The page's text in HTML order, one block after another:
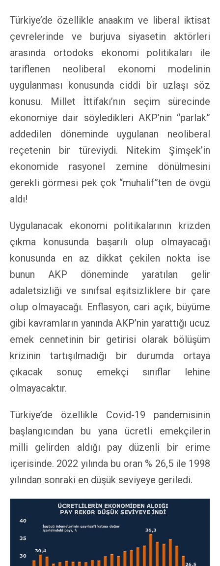
Türkiye’de özellikle anaakım ve liberal iktisat
çevrelerinde ve burjuva siyasetin aktörleri
arasında ortodoks ekonomi politikaları ile
tariflenen neoliberal ekonomi modelinin
uygulanması konusunda ciddi bir uzlaşı söz
konusu. Millet İttifakı’nın seçim sürecinde
ekonomiye dair söyledikleri AKP’nin “parlak”
addedilen döneminde uygulanan neoliberal
reçetenin bir türeviydi. Nitekim Şimşek’in
ekonomide rasyonel zemine dönülmesini
gerekli görmesi pek çok “muhalif”ten de övgü
aldı!
Uygulanacak ekonomi politikalarının krizden
çıkma konusunda başarılı olup olmayacağı
konusunda en az dikkat çekilen nokta ise
bunun AKP döneminde yaratılan gelir
adaletsizliği ve sınıfsal eşitsizliklere bir çare
olup olmayacağı. Enflasyon, cari açık, büyüme
gibi kavramların yanında AKP’nin yarattığı ucuz
emek cennetinin bir getirisi olarak bölüşüm
krizinin tartışılmadığı bir durumda ortaya
çıkacak sonuç emekçi sınıflar lehine
olmayacaktır.
Türkiye’de özellikle Covid-19 pandemisinin
başlangıcından bu yana ücretli emekçilerin
milli gelirden aldığı pay düzenli bir erime
içerisinde. 2022 yılında bu oran % 26,5 ile 1998
yılından sonraki en düşük seviyeye geriledi.